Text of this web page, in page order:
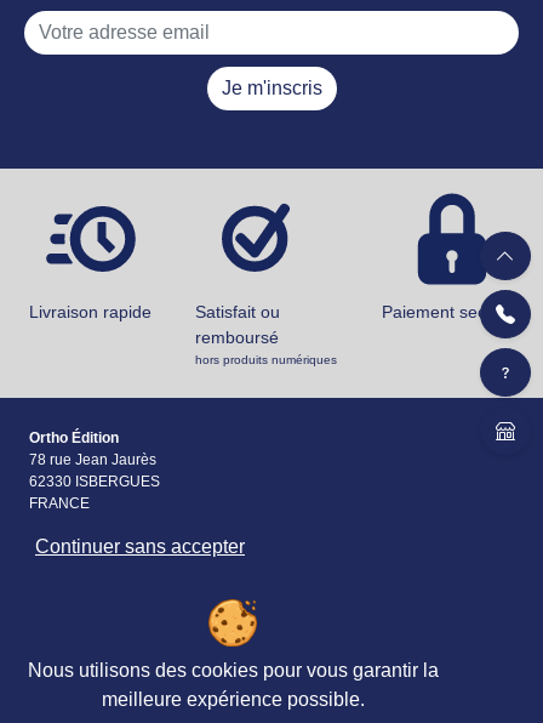
Je m'inscris
Livraison rapide
Satisfait ou
remboursé
hors produits numériques
Paiement securisé
Ortho Édition
78 rue Jean Jaurès
62330 ISBERGUES
FRANCE
+33 (0)3 21 61 94 94
Matériels & Ouvrages
Évaluations
Continuer sans accepter
Nous utilisons des cookies pour vous garantir la
meilleure expérience possible.